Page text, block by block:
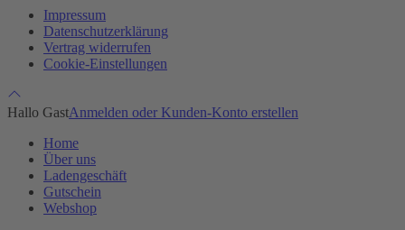
Impressum
Datenschutzerklärung
Vertrag widerrufen
Cookie-Einstellungen
Hallo GastAnmelden oder Kunden-Konto erstellen
Home
Über uns
Ladengeschäft
Gutschein
Webshop